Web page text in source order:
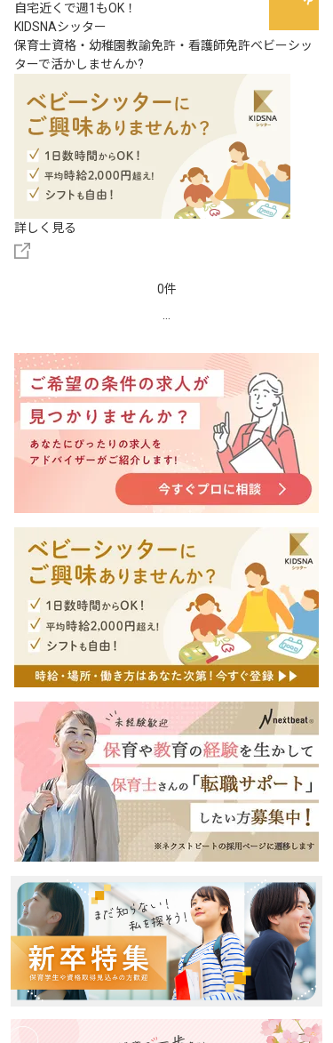
自宅近くで週1もOK！
KIDSNAシッター
保育士資格・幼稚園教諭免許・看護師免許ベビーシッ
ターで活かしませんか?
詳しく見る
0件